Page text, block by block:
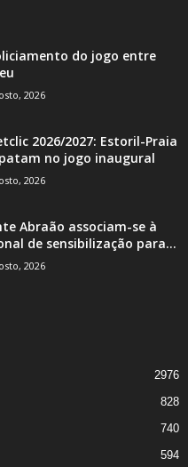
do jogo entre
2026
2026/2027: Estoril-Praia
no jogo inaugural
2026
Abraão associam-se à
de sensibilização para...
2026
2976
828
740
594